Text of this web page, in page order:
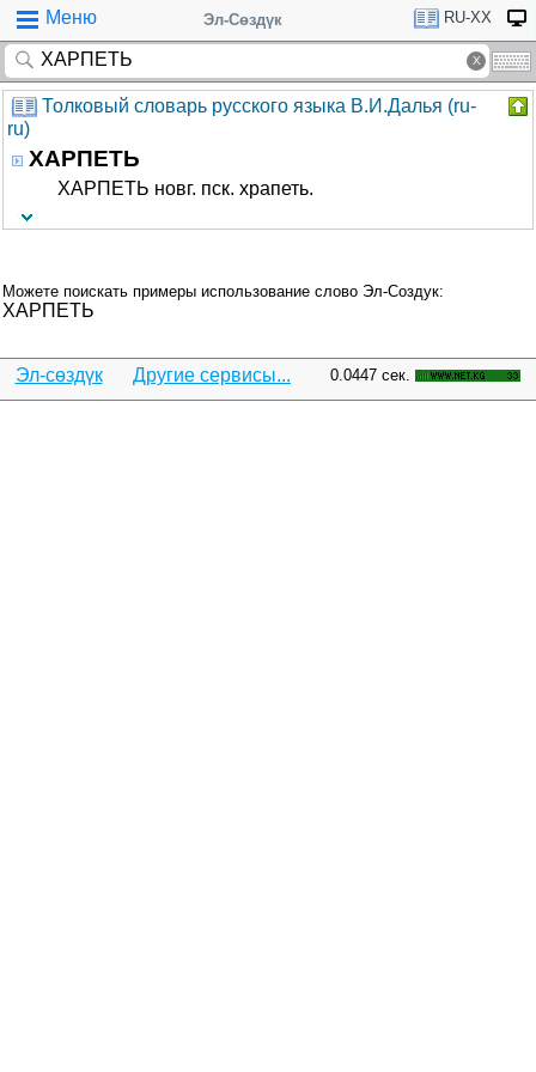
Меню Эл-Сөздүк RU-XX
Толковый словарь русского языка В.И.Далья (ru-
ru)
ХАРПЕТЬ
ХАРПЕТЬ новг. пск. храпеть.
Можете поискать примеры использование слово Эл-Создук:
ХАРПЕТЬ
Эл-сөздүк Другие сервисы... 0.0447 сек.